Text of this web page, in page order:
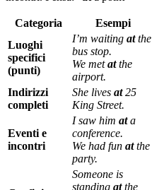
Categoria Esempi
Luoghi
specifici
(punti)
I’m waiting atthe
bus stop.
We metatthe
airport.
Indirizzi
completi
She lives at25
King Street.
Eventi e
incontri
I saw him ata
conference.
We had fun atthe
party.
Someone is
standing atthe